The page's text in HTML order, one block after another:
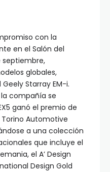
con la
en el Salón del
septiembre,
globales,
Starray EM-i.
compañía se
ganó el premio de
Automotive
a una colección
que incluye el
el A’ Design
Design Gold